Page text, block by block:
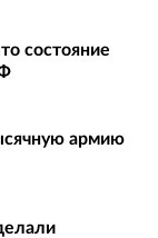
состояние
армию